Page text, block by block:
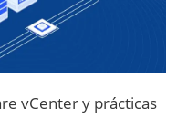
vCenter y prácticas